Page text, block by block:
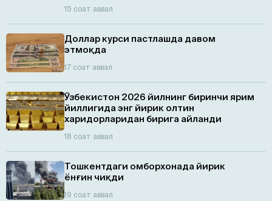
15 соат аввал
Доллар курси пастлашда давом
этмоқда
17 соат аввал
Ўзбекистон 2026 йилнинг биринчи ярим
йиллигида энг йирик олтин
харидорларидан бирига айланди
18 соат аввал
Тошкентдаги омборхонада йирик
ёнғин чиқди
19 соат аввал